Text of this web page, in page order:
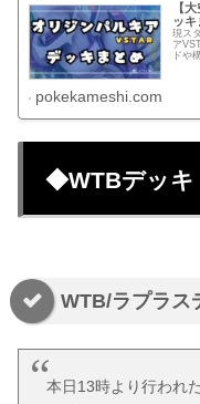
【
ッキ
現ス
ア
ドや
pokekameshi.com
◆WTBデッキ
WTB/ラプラス
本日13時より行われ